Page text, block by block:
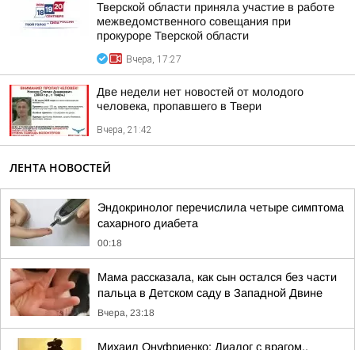
Тверской области приняла участие в работе
межведомственного совещания при
прокуроре Тверской области
Вчера, 17:27
Две недели нет новостей от молодого
человека, пропавшего в Твери
Вчера, 21:42
ЛЕНТА НОВОСТЕЙ
Эндокринолог перечислила четыре симптома
сахарного диабета
00:18
Мама рассказала, как сын остался без части
пальца в Детском саду в Западной Двине
Вчера, 23:18
Михаил Онуфриенко: Диалог с врагом..